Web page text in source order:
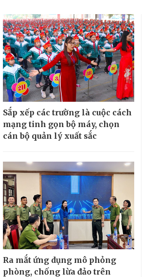
Sắp xếp các trường là cuộc cách
mạng tinh gọn bộ máy, chọn
cán bộ quản lý xuất sắc
Ra mắt ứng dụng mô phỏng
phòng, chống lừa đảo trên